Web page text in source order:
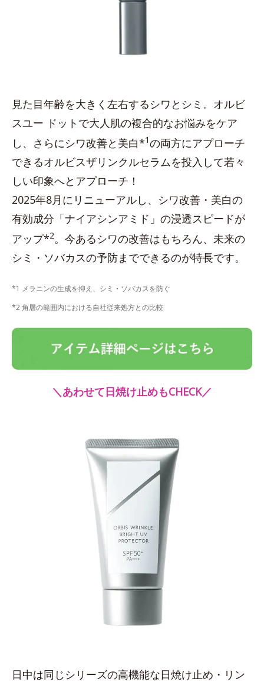
見た目年齢を大きく左右するシワとシミ。オルビ
スユー ドットで大人肌の複合的なお悩みをケア
し、さらにシワ改善と美白*1の両方にアプローチ
できるオルビスザリンクルセラムを投入して若々
しい印象へとアプローチ！
2025年8月にリニューアルし、シワ改善・美白の
有効成分「ナイアシンアミド」の浸透スピードが
アップ*2。今あるシワの改善はもちろん、未来の
シミ・ソバカスの予防までできるのが特長です。
*1 メラニンの生成を抑え、シミ・ソバカスを防ぐ
*2 角層の範囲内における自社従来処方との比較
＼あわせて日焼け止めもCHECK／
日中は同じシリーズの高機能な日焼け止め・リン